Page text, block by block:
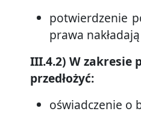
potwierdzenie
prawa
III.4.2) W zakresie
przedłożyć:
oświadczenie o